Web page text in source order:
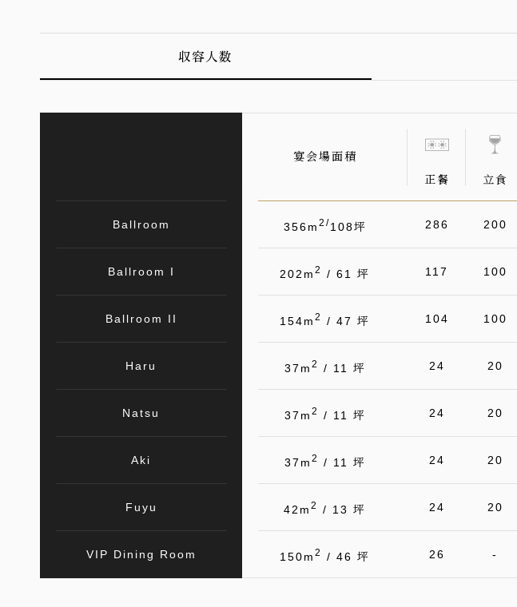
収容人数
宴会場面積
正餐
立食
Ballroom 356m 2/108坪 286 200
Ballroom I 202m 2 / 61 坪 117 100
Ballroom II 154m 2 / 47 坪 104 100
Haru 37m 2 / 11 坪 24 20
Natsu 37m 2 / 11 坪 24 20
Aki 37m 2 / 11 坪 24 20
Fuyu 42m 2 / 13 坪 24 20
VIP Dining Room 150m 2 / 46 坪 26 -